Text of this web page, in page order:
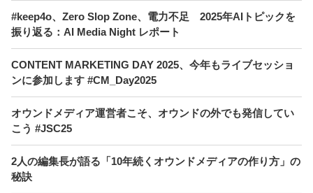
#keep4o、Zero Slop Zone、電力不足 2025年AIトピックを
振り返る：AI Media Night レポート
CONTENT MARKETING DAY 2025、今年もライブセッショ
ンに参加します #CM_Day2025
オウンドメディア運営者こそ、オウンドの外でも発信してい
こう #JSC25
2人の編集長が語る「10年続くオウンドメディアの作り方」の
秘訣